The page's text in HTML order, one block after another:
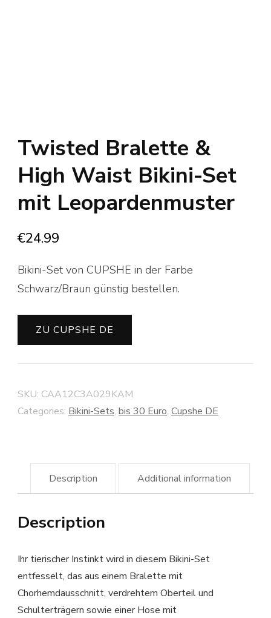
Twisted Bralette &
High Waist Bikini-Set
mit Leopardenmuster
€24.99
Bikini-Set von CUPSHE in der Farbe
Schwarz/Braun günstig bestellen.
ZU CUPSHE DE
SKU: CAA12C3A029KAM
Categories: Bikini-Sets, bis 30 Euro, Cupshe DE
Description Additional information
Description
Ihr tierischer Instinkt wird in diesem Bikini-Set
entfesselt, das aus einem Bralette mit
Chorhemdausschnitt, verdrehtem Oberteil und
Schulterträgern sowie einer Hose mit